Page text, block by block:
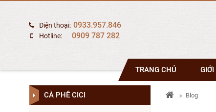
Điện thoại: 0933.957.846
Hotline: 0909 787 282
TRANG CHỦ GIỚI
CÀ PHÊ CICI Blog